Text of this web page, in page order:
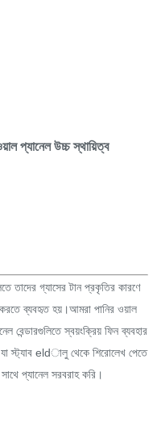
প্যানেল উচ্চ স্থায়িত্ব
তাদের গ্যাসের টান প্রকৃতির কারণে
ব্যবহৃত হয়।আমরা পানির ওয়াল
বেন্ডারগুলিতে স্বয়ংক্রিয় ফিন ব্যবহার
স্ট্যাব eldালু থেকে শিরোলেখ পেতে
প্যানেল সরবরাহ করি।